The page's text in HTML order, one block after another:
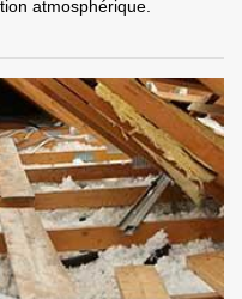
atmosphérique.